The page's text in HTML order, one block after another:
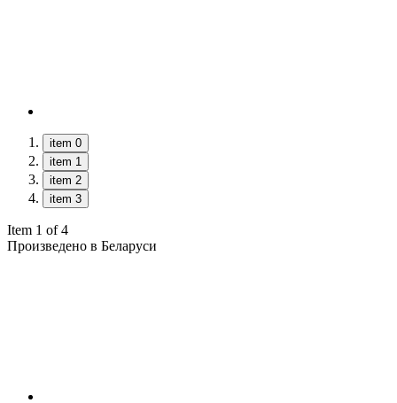
item 0
item 1
item 2
item 3
Item 1 of 4
Произведено в Беларуси